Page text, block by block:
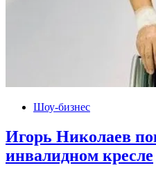
Шоу-бизнес
Игорь Николаев
инвалидном кресле